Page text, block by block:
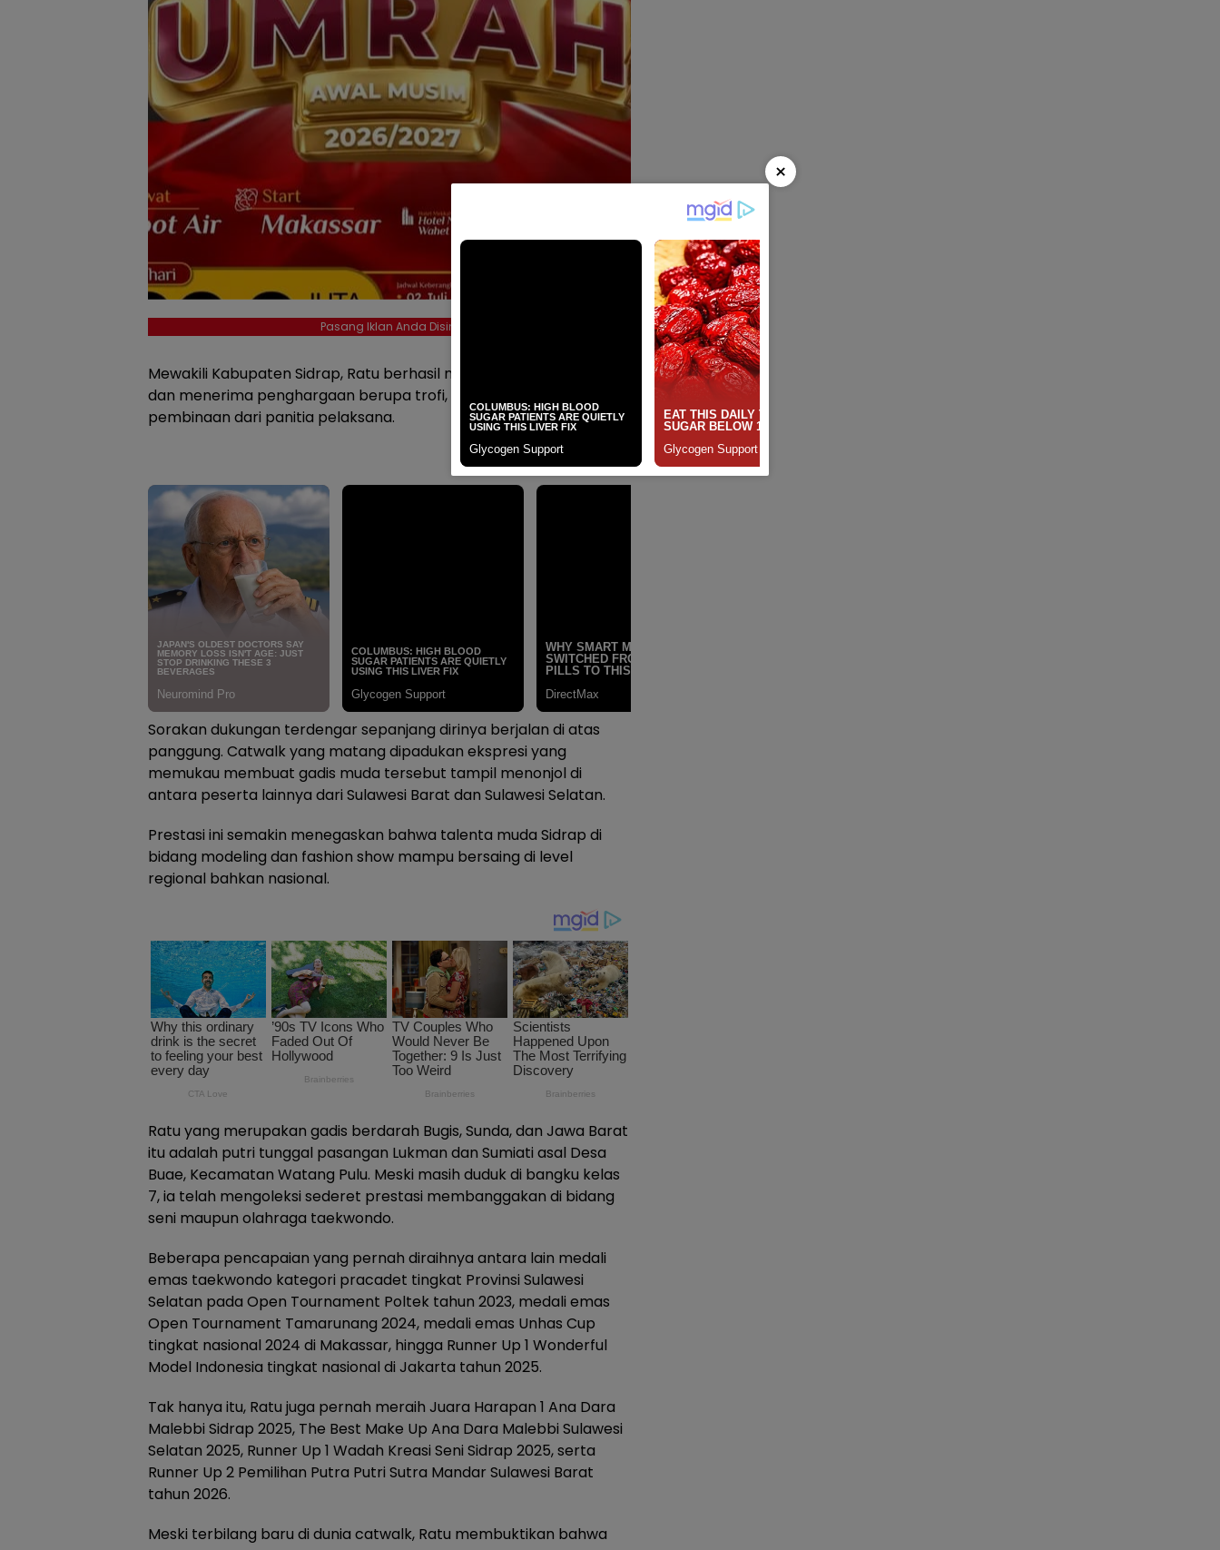
Pasang Iklan Anda Disini
Mewakili Kabupaten Sidrap, Ratu berhasil menembus posisi Top 3
dan menerima penghargaan berupa trofi, sertifikat, serta uang
pembinaan dari panitia pelaksana.
Sorakan dukungan terdengar sepanjang dirinya berjalan di atas
panggung. Catwalk yang matang dipadukan ekspresi yang
memukau membuat gadis muda tersebut tampil menonjol di
antara peserta lainnya dari Sulawesi Barat dan Sulawesi Selatan.
Prestasi ini semakin menegaskan bahwa talenta muda Sidrap di
bidang modeling dan fashion show mampu bersaing di level
regional bahkan nasional.
Ratu yang merupakan gadis berdarah Bugis, Sunda, dan Jawa Barat
itu adalah putri tunggal pasangan Lukman dan Sumiati asal Desa
Buae, Kecamatan Watang Pulu. Meski masih duduk di bangku kelas
7, ia telah mengoleksi sederet prestasi membanggakan di bidang
seni maupun olahraga taekwondo.
Beberapa pencapaian yang pernah diraihnya antara lain medali
emas taekwondo kategori pracadet tingkat Provinsi Sulawesi
Selatan pada Open Tournament Poltek tahun 2023, medali emas
Open Tournament Tamarunang 2024, medali emas Unhas Cup
tingkat nasional 2024 di Makassar, hingga Runner Up 1 Wonderful
Model Indonesia tingkat nasional di Jakarta tahun 2025.
Tak hanya itu, Ratu juga pernah meraih Juara Harapan 1 Ana Dara
Malebbi Sidrap 2025, The Best Make Up Ana Dara Malebbi Sulawesi
Selatan 2025, Runner Up 1 Wadah Kreasi Seni Sidrap 2025, serta
Runner Up 2 Pemilihan Putra Putri Sutra Mandar Sulawesi Barat
tahun 2026.
Meski terbilang baru di dunia catwalk, Ratu membuktikan bahwa
×